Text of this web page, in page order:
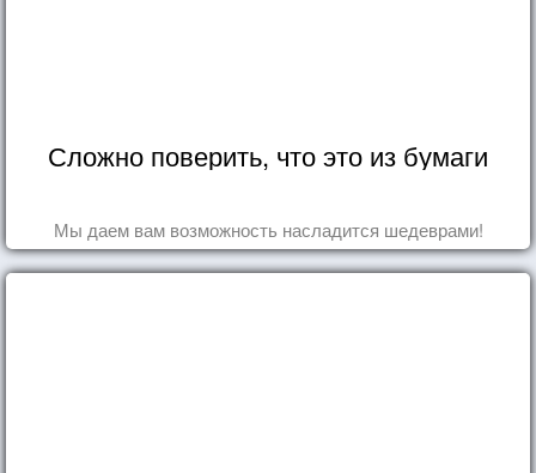
Сложно поверить, что это из бумаги
Мы даем вам возможность насладится шедеврами!